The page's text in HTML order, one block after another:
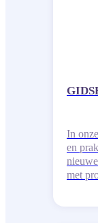
In
en
met